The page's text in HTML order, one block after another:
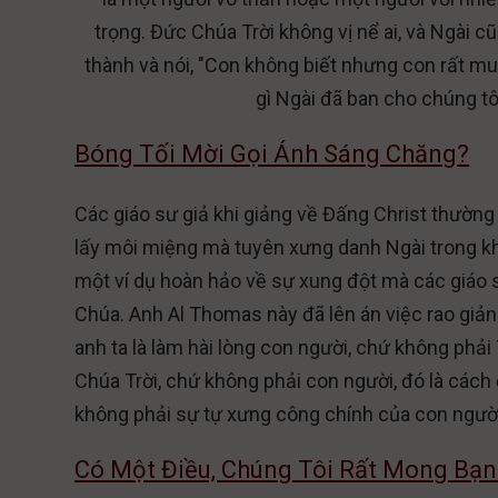
trọng. Đức Chúa Trời không vị nể ai, và Ngài
thành và nói, "Con không biết nhưng con rất
gì Ngài đã ban cho chúng
Bóng Tối Mời Gọi Ánh Sáng Chăng?
Các giáo sư giả khi giảng về Đấng Christ
lấy môi miệng mà tuyên xưng danh Ngài trong
một ví dụ hoàn hảo về sự xung đột mà các
Chúa. Anh Al Thomas này đã lên án việc rao
anh ta là làm hài lòng con người, chứ không
Chúa Trời, chứ không phải con người, đó là
không phải sự tự xưng công chính của con
Có Một Điều, Chúng Tôi Rất Mong